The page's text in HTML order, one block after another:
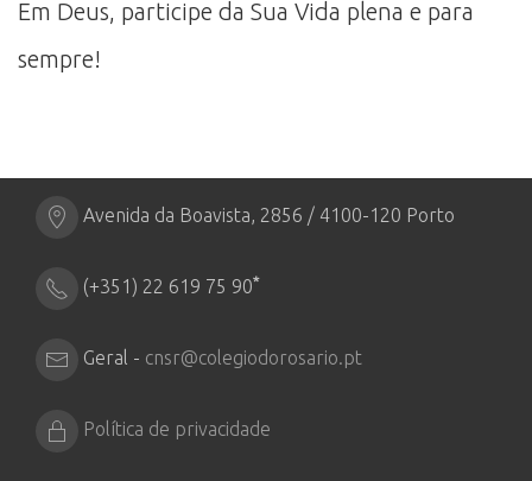
Em Deus, participe da Sua Vida plena e para
sempre!
Avenida da Boavista, 2856 / 4100-120 Porto
(+351) 22 619 75 90*
Geral - cnsr@colegiodorosario.pt
Política de privacidade